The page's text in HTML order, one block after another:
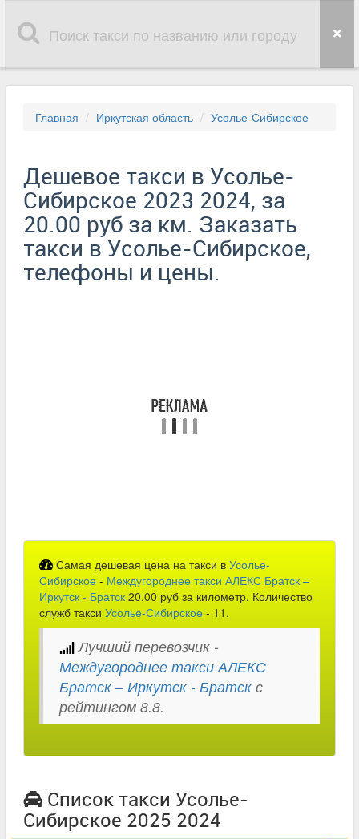
Главная Иркутская область Усолье-Сибирское
Дешевое такси в Усолье-
Сибирское 2023 2024, за
20.00 руб за км. Заказать
такси в Усолье-Сибирское,
телефоны и цены.
Самая дешевая цена на такси в Усолье-
Сибирское - Междугороднее такси АЛЕКС Братск –
Иркутск - Братск 20.00 руб за километр. Количество
служб такси Усолье-Сибирское - 11.
Лучший перевозчик -
Междугороднее такси АЛЕКС
Братск – Иркутск - Братск с
рейтингом 8.8.
Список такси Усолье-
Сибирское 2025 2024